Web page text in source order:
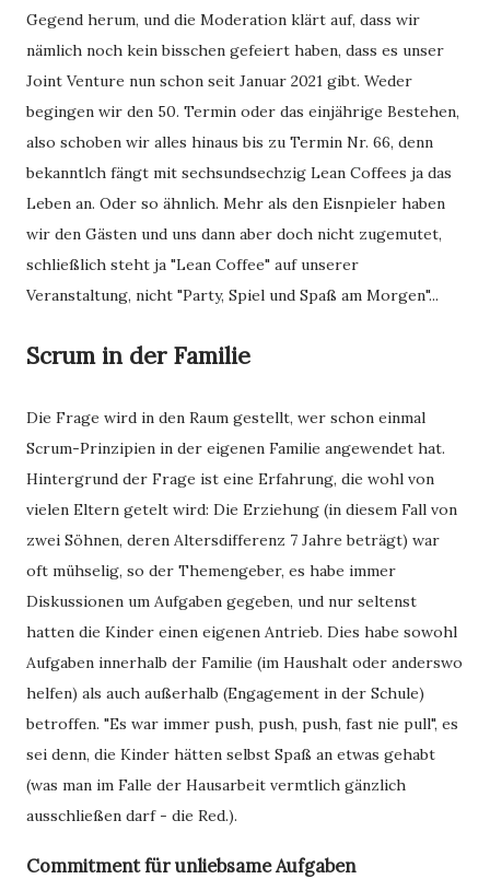
Gegend herum, und die Moderation klärt auf, dass wir
nämlich noch kein bisschen gefeiert haben, dass es unser
Joint Venture nun schon seit Januar 2021 gibt. Weder
begingen wir den 50. Termin oder das einjährige Bestehen,
also schoben wir alles hinaus bis zu Termin Nr. 66, denn
bekanntlch fängt mit sechsundsechzig Lean Coffees ja das
Leben an. Oder so ähnlich. Mehr als den Eisnpieler haben
wir den Gästen und uns dann aber doch nicht zugemutet,
schließlich steht ja "Lean Coffee" auf unserer
Veranstaltung, nicht "Party, Spiel und Spaß am Morgen"...
Scrum in der Familie
Die Frage wird in den Raum gestellt, wer schon einmal
Scrum-Prinzipien in der eigenen Familie angewendet hat.
Hintergrund der Frage ist eine Erfahrung, die wohl von
vielen Eltern getelt wird: Die Erziehung (in diesem Fall von
zwei Söhnen, deren Altersdifferenz 7 Jahre beträgt) war
oft mühselig, so der Themengeber, es habe immer
Diskussionen um Aufgaben gegeben, und nur seltenst
hatten die Kinder einen eigenen Antrieb. Dies habe sowohl
Aufgaben innerhalb der Familie (im Haushalt oder anderswo
helfen) als auch außerhalb (Engagement in der Schule)
betroffen. "Es war immer push, push, push, fast nie pull", es
sei denn, die Kinder hätten selbst Spaß an etwas gehabt
(was man im Falle der Hausarbeit vermtlich gänzlich
ausschließen darf - die Red.).
Commitment für unliebsame Aufgaben